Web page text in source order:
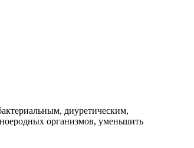
диуретическим,
организмов, уменьшить